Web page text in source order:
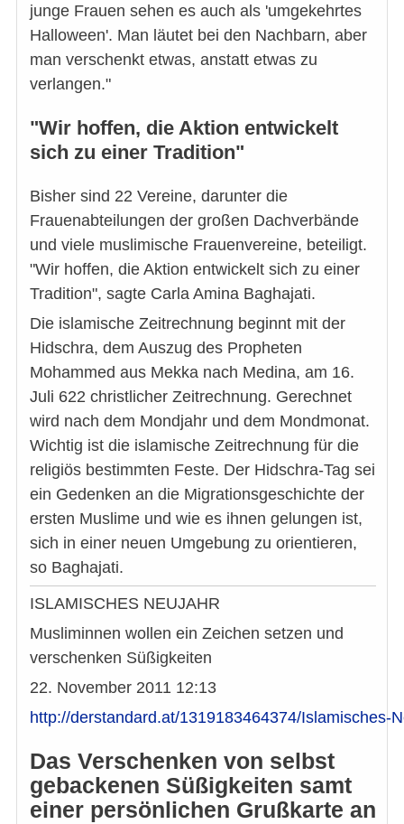
junge Frauen sehen es auch als 'umgekehrtes
Halloween'. Man läutet bei den Nachbarn, aber
man verschenkt etwas, anstatt etwas zu
verlangen."
"Wir hoffen, die Aktion entwickelt
sich zu einer Tradition"
Bisher sind 22 Vereine, darunter die
Frauenabteilungen der großen Dachverbände
und viele muslimische Frauenvereine, beteiligt.
"Wir hoffen, die Aktion entwickelt sich zu einer
Tradition", sagte Carla Amina Baghajati.
Die islamische Zeitrechnung beginnt mit der
Hidschra, dem Auszug des Propheten
Mohammed aus Mekka nach Medina, am 16.
Juli 622 christlicher Zeitrechnung. Gerechnet
wird nach dem Mondjahr und dem Mondmonat.
Wichtig ist die islamische Zeitrechnung für die
religiös bestimmten Feste. Der Hidschra-Tag sei
ein Gedenken an die Migrationsgeschichte der
ersten Muslime und wie es ihnen gelungen ist,
sich in einer neuen Umgebung zu orientieren,
so Baghajati.
ISLAMISCHES NEUJAHR
Musliminnen wollen ein Zeichen setzen und
verschenken Süßigkeiten
22. November 2011 12:13
http://derstandard.at/1319183464374/Islamisches-
Das Verschenken von selbst
gebackenen Süßigkeiten samt
einer persönlichen Grußkarte an